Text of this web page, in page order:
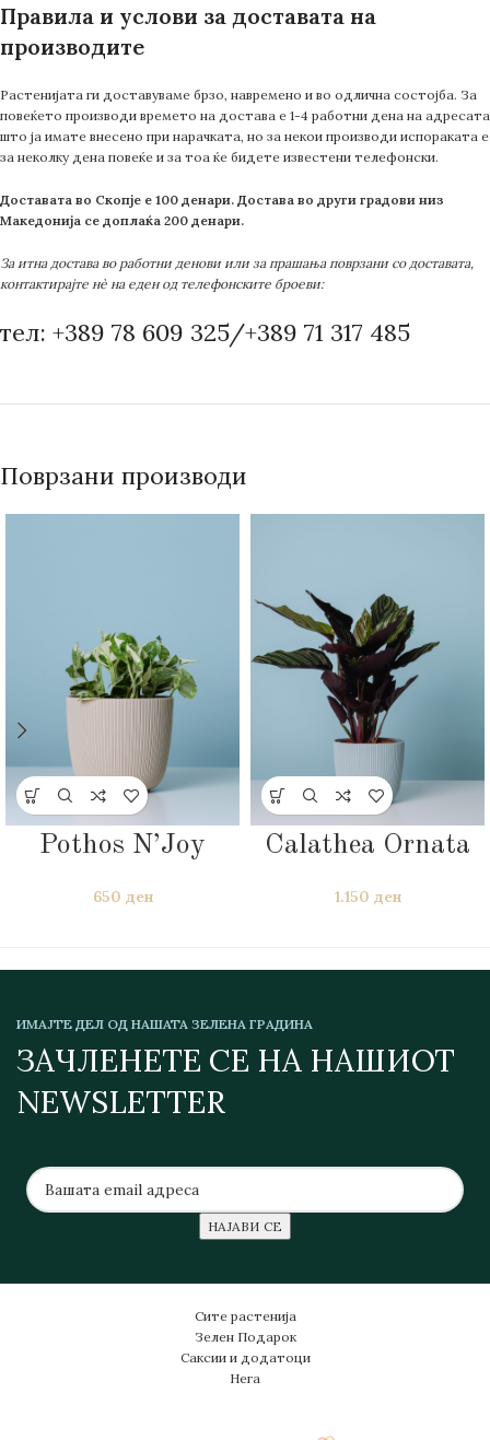
Правила и услови за доставата на
производите
Растенијата ги доставуваме брзо, навремено и во одлична состојба. За
повеќето производи времето на достава е 1-4 работни дена на адресата
што ја имате внесено при нарачката, но за некои производи испораката е
за неколку дена повеќе и за тоа ќе бидете известени телефонски.
Доставата во Скопје е 100 денари. Достава во други градови низ
Македонија се доплаќа 200 денари.
За итна достава во работни денови или за прашања поврзани со доставата,
контактирајте нè на еден од телефонските броеви:
тел: +389 78 609 325/+389 71 317 485
Поврзани производи
Pothos N’Joy
650 ден
Calathea Ornata
1.150 ден
ИМАЈТЕ ДЕЛ ОД НАШАТА ЗЕЛЕНА ГРАДИНА
ЗАЧЛЕНЕТЕ СЕ НА НАШИОТ
NEWSLETTER
Сите растенија
Зелен Подарок
Саксии и додатоци
Нега